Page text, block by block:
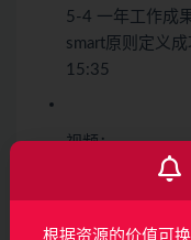
5-4 一年工作成
smart原则定义
15:35
视频：
5-5 一年工作成
根据资源的价值可